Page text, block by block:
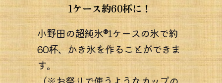
1ケース約60杯に！
小野田の超純氷®1ケースの氷で約
60杯、かき氷を作ることができま
す。